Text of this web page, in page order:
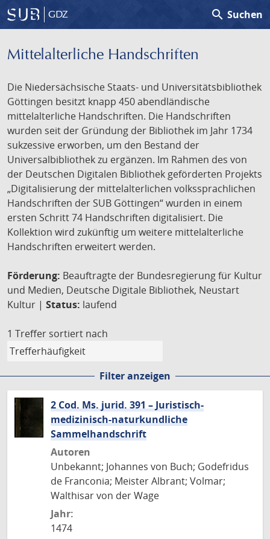
GDZ search Suchen
Mittelalterliche Handschriften
Die Niedersächsische Staats- und Universitätsbibliothek
Göttingen besitzt knapp 450 abendländische
mittelalterliche Handschriften. Die Handschriften
wurden seit der Gründung der Bibliothek im Jahr 1734
sukzessive erworben, um den Bestand der
Universalbibliothek zu ergänzen. Im Rahmen des von
der Deutschen Digitalen Bibliothek geförderten Projekts
„Digitalisierung der mittelalterlichen volkssprachlichen
Handschriften der SUB Göttingen“ wurden in einem
ersten Schritt 74 Handschriften digitalisiert. Die
Kollektion wird zukünftig um weitere mittelalterliche
Handschriften erweitert werden.
Förderung: Beauftragte der Bundesregierung für Kultur
und Medien, Deutsche Digitale Bibliothek, Neustart
Kultur | Status: laufend
1 Treffer sortiert nach
Filter anzeigen
2 Cod. Ms. jurid. 391 – Juristisch-
medizinisch-naturkundliche
Sammelhandschrift
Autoren
Unbekannt; Johannes von Buch; Godefridus
de Franconia; Meister Albrant; Volmar;
Walthisar von der Wage
Jahr:
1474